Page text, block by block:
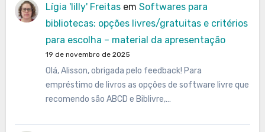
Lígia 'lilly' Freitasem Softwares para
bibliotecas: opções livres/gratuitas e critérios
para escolha – material da apresentação
19 de novembro de 2025
Olá, Alisson, obrigada pelo feedback! Para
empréstimo de livros as opções de software livre que
recomendo são ABCD e Biblivre,…